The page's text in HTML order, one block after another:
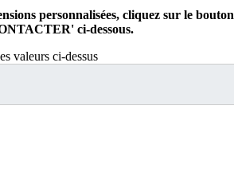
personnalisées, cliquez sur le bouton
ci-dessous.
valeurs ci-dessus